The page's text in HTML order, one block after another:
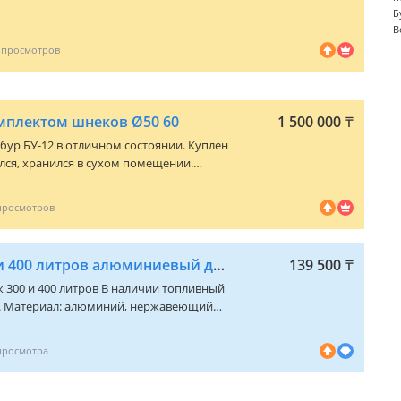
шнеков Ø50 60 1 500 000₸
БУ-12 в отличном состоянии. Куплен
хранился в сухом помещении.
Идеален для бурения отверстий
гидромотор и усиленный
срок службы и высокую
Топливный бак 300 и 400 литров алюминиевый для Хова/Шахман/самосвалов 139 500₸
В наличии топливный